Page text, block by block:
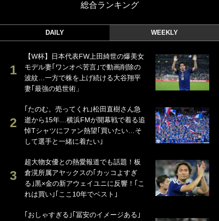
総合ランキング
DAILY WEEKLY
【W杯】日本代表FW上田綺世の爆美女
モデル妻｢ワンオペ苦言｣で動画削除の
波紋…一方で株を上げ続ける大谷翔平
妻｢最強の処世術」
｢たのむ。売ってくれ｣松田直樹さん急
逝から15年…横浜FMが開幕戦で着る追
悼Tシャツにファン熱望｢買いたい…そ
して選手と一緒に着たい｣
超大物女優との熱愛報道でも話題！板
倉滉所属アヤックスの｢カッコよすぎ
る｣黒×金の新アウェイユニに反響！｢こ
れは買い｣｢ここ10年でベスト｣
｢おしゃすぎる｣｢冨安のイメージある｣